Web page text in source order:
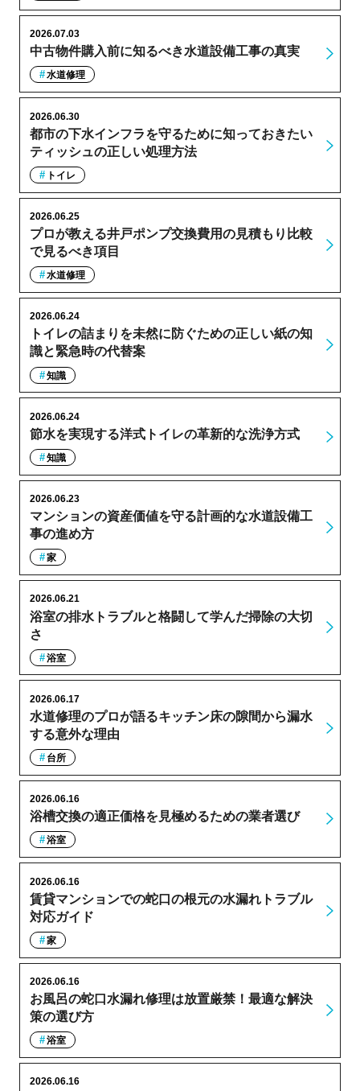
中古物件購入前に知るべき水道設備工事の真実
2026.07.03
水道修理
都市の下水インフラを守るために知っておきたい
ティッシュの正しい処理方法
2026.06.30
トイレ
プロが教える井戸ポンプ交換費用の見積もり比較
で見るべき項目
2026.06.25
水道修理
トイレの詰まりを未然に防ぐための正しい紙の知
識と緊急時の代替案
2026.06.24
知識
節水を実現する洋式トイレの革新的な洗浄方式
2026.06.24
知識
マンションの資産価値を守る計画的な水道設備工
事の進め方
2026.06.23
家
浴室の排水トラブルと格闘して学んだ掃除の大切
さ
2026.06.21
浴室
水道修理のプロが語るキッチン床の隙間から漏水
する意外な理由
2026.06.17
台所
浴槽交換の適正価格を見極めるための業者選び
2026.06.16
浴室
賃貸マンションでの蛇口の根元の水漏れトラブル
対応ガイド
2026.06.16
家
お風呂の蛇口水漏れ修理は放置厳禁！最適な解決
策の選び方
2026.06.16
浴室
2026.06.16